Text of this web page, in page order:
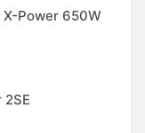
X-Power 650W